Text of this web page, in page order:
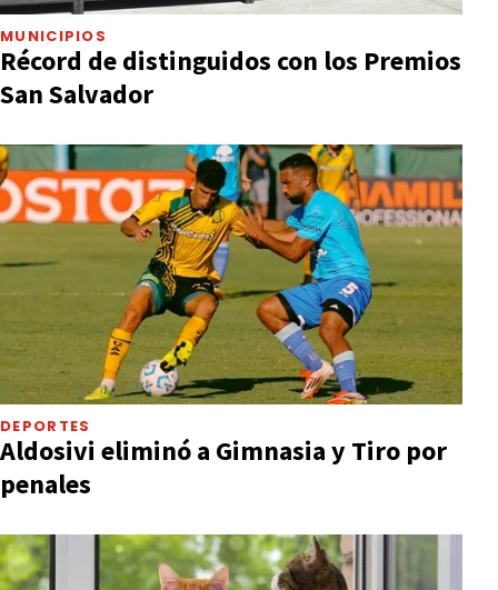
MUNICIPIOS
Récord de distinguidos con los Premios
San Salvador
DEPORTES
Aldosivi eliminó a Gimnasia y Tiro por
penales